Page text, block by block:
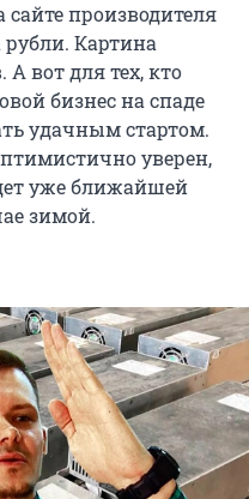
сайте производителя
рубли. Картина
вот для тех, кто
бизнес на спаде
удачным стартом.
уверен,
уже ближайшей
зимой.